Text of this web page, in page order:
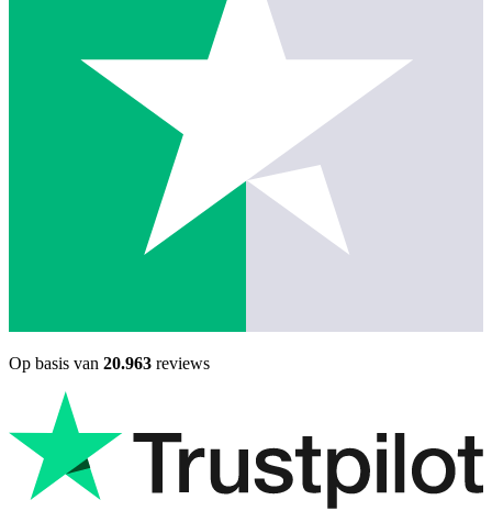
Op basis van 20.963 reviews